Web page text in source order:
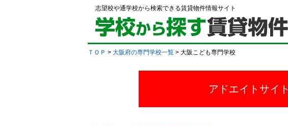
志望校や通学校から検索できる賃貸物件情報サイト
ＴＯＰ > 大阪府の専門学校一覧 > 大阪こども専門学校
アドエイトサイト